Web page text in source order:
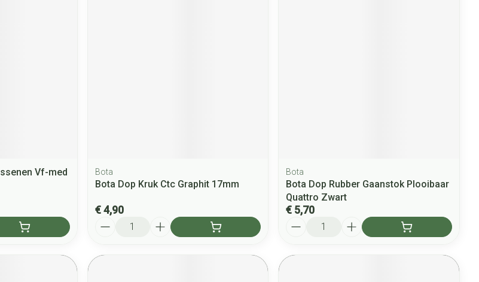
Vf-med Bota
Bota Dop Kruk Ctc Graphit 17mm
€ 4,90
Bota
Bota Dop Rubber Gaanstok Plooibaar
Quattro Zwart
€ 5,70